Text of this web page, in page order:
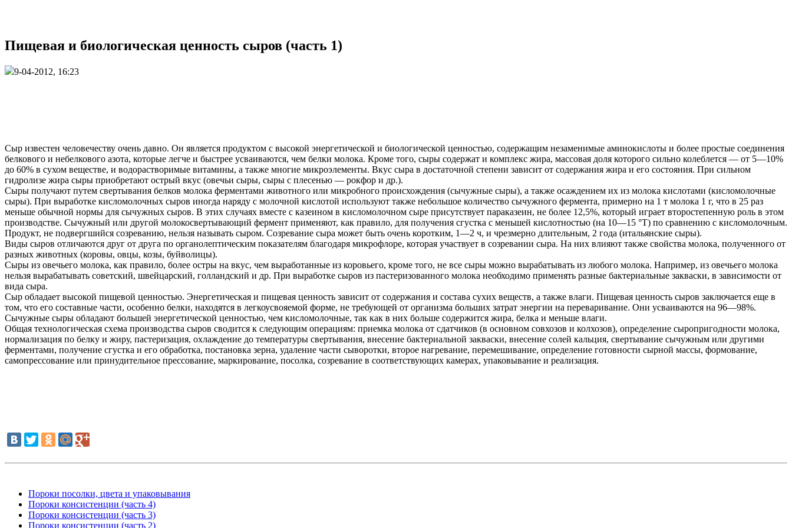
Пищевая и биологическая ценность сыров (часть 1)
9-04-2012, 16:23
Сыр известен человечеству очень давно. Он является продуктом с высокой энергетической и биологической ценностью, содержащим незаменимые аминокислоты и более простые соединения
белкового и небелкового азота, которые легче и быстрее усваиваются, чем белки молока. Кроме того, сыры содержат и комплекс жира, массовая доля которого сильно колеблется — от 5—10%
до 60% в сухом веществе, и водорастворимые витамины, а также многие микроэлементы. Вкус сыра в достаточной степени зависит от содержания жира и его состояния. При сильном
гидролизе жира сыры приобретают острый вкус (овечьи сыры, сыры с плесенью — рокфор и др.).
Сыры получают путем свертывания белков молока ферментами животного или микробного происхождения (сычужные сыры), а также осаждением их из молока кислотами (кисломолочные
сыры). При выработке кисломолочных сыров иногда наряду с молочной кислотой используют также небольшое количество сычужного фермента, примерно на 1 т молока 1 г, что в 25 раз
меньше обычной нормы для сычужных сыров. В этих случаях вместе с казеином в кисломолочном сыре присутствует параказеин, не более 12,5%, который играет второстепенную роль в этом
производстве. Сычужный или другой молокосвертывающий фермент применяют, как правило, для получения сгустка с меньшей кислотностью (на 10—15 °Т) по сравнению с кисломолочным.
Продукт, не подвергшийся созреванию, нельзя называть сыром. Созревание сыра может быть очень коротким, 1—2 ч, и чрезмерно длительным, 2 года (итальянские сыры).
Виды сыров отличаются друг от друга по органолептическим показателям благодаря микрофлоре, которая участвует в созревании сыра. На них влияют также свойства молока, полученного от
разных животных (коровы, овцы, козы, буйволицы).
Сыры из овечьего молока, как правило, более остры на вкус, чем выработанные из коровьего, кроме того, не все сыры можно вырабатывать из любого молока. Например, из овечьего молока
нельзя вырабатывать советский, швейцарский, голландский и др. При выработке сыров из пастеризованного молока необходимо применять разные бактериальные закваски, в зависимости от
вида сыра.
Сыр обладает высокой пищевой ценностью. Энергетическая и пищевая ценность зависит от содержания и состава сухих веществ, а также влаги. Пищевая ценность сыров заключается еще в
том, что его составные части, особенно белки, находятся в легкоусвояемой форме, не требующей от организма больших затрат энергии на переваривание. Они усваиваются на 96—98%.
Сычужные сыры обладают большей энергетической ценностью, чем кисломолочные, так как в них больше содержится жира, белка и меньше влаги.
Общая технологическая схема производства сыров сводится к следующим операциям: приемка молока от сдатчиков (в основном совхозов и колхозов), определение сыропригодности молока,
нормализация по белку и жиру, пастеризация, охлаждение до температуры свертывания, внесение бактериальной закваски, внесение солей кальция, свертывание сычужным или другими
ферментами, получение сгустка и его обработка, постановка зерна, удаление части сыворотки, второе нагревание, перемешивание, определение готовности сырной массы, формование,
самопрессование или принудительное прессование, маркирование, посолка, созревание в соответствующих камерах, упаковывание и реализация.
Пороки посолки, цвета и упаковывания
Пороки консистенции (часть 4)
Пороки консистенции (часть 3)
Пороки консистенции (часть 2)